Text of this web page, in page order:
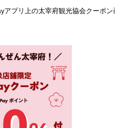
アプリ上の太宰府観光協会クーポ